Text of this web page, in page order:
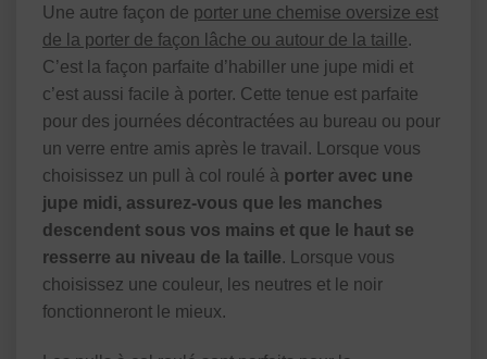
Une autre façon de porter une chemise oversize est
de la porter de façon lâche ou autour de la taille.
C’est la façon parfaite d’habiller une jupe midi et
c’est aussi facile à porter. Cette tenue est parfaite
pour des journées décontractées au bureau ou pour
un verre entre amis après le travail. Lorsque vous
choisissez un pull à col roulé à porter avec une
jupe midi, assurez-vous que les manches
descendent sous vos mains et que le haut se
resserre au niveau de la taille. Lorsque vous
choisissez une couleur, les neutres et le noir
fonctionneront le mieux.